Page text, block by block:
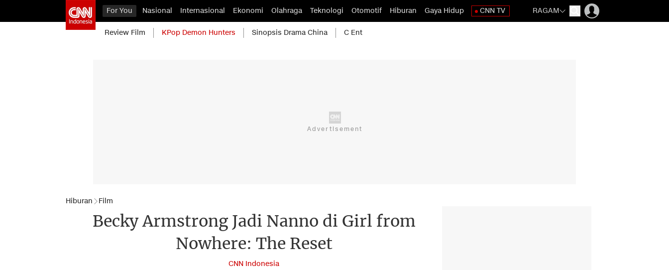
For You Nasional Internasional Ekonomi Olahraga Teknologi Otomotif Hiburan Gaya Hidup CNN TV RAGAM
Review Film KPop Demon Hunters Sinopsis Drama China C Ent
Hiburan Film
Becky Armstrong Jadi Nanno di Girl from
Nowhere: The Reset
CNN Indonesia